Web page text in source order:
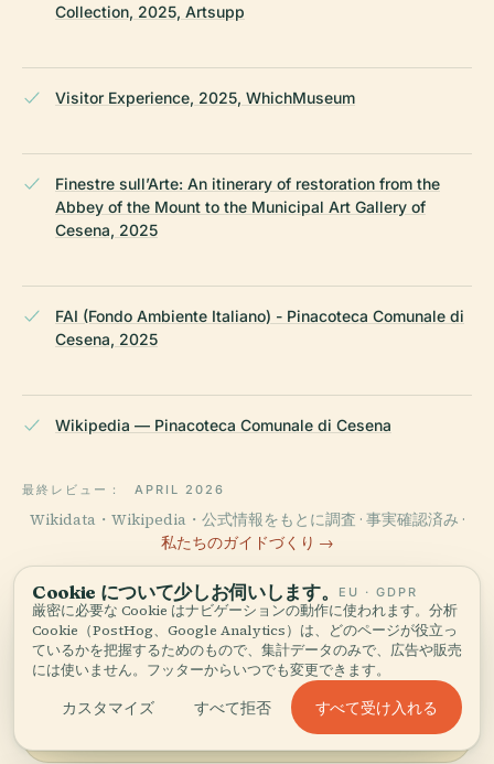
Collection, 2025, Artsupp
Visitor Experience, 2025, WhichMuseum
Finestre sull’Arte: An itinerary of restoration from the
Abbey of the Mount to the Municipal Art Gallery of
Cesena, 2025
FAI (Fondo Ambiente Italiano) - Pinacoteca Comunale di
Cesena, 2025
Wikipedia — Pinacoteca Comunale di Cesena
最終レビュー： APRIL 2026
Wikidata・Wikipedia・公式情報をもとに調査 · 事実確認済み ·
私たちのガイドづくり →
周辺を探索する
チェゼーナ市立絵画館を地図
で見て、近くに何があるか発
見しましょう。
地図を見る
Cookie について少しお伺いします。 EU · GDPR
厳密に必要な Cookie はナビゲーションの動作に使われます。分析
Cookie（PostHog、Google Analytics）は、どのページが役立っ
ているかを把握するためのもので、集計データのみで、広告や販売
には使いません。フッターからいつでも変更できます。
カスタマイズ すべて拒否 すべて受け入れる